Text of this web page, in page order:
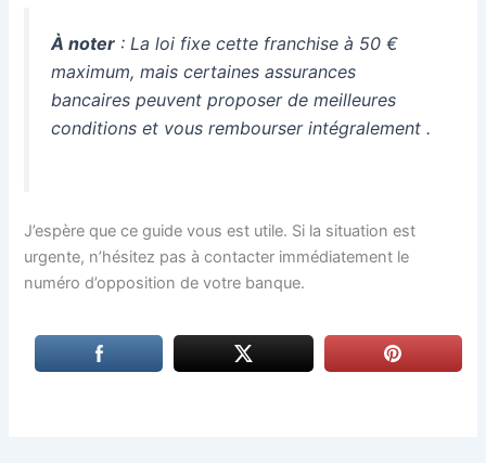
À noter : La loi fixe cette franchise à 50 €
maximum, mais certaines assurances
bancaires peuvent proposer de meilleures
conditions et vous rembourser intégralement.
J’espère que ce guide vous est utile. Si la situation est
urgente, n’hésitez pas à contacter immédiatement le
numéro d’opposition de votre banque.